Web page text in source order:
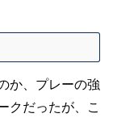
か、プレーの強
クだったが、こ